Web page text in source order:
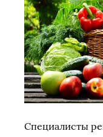
Специалисты